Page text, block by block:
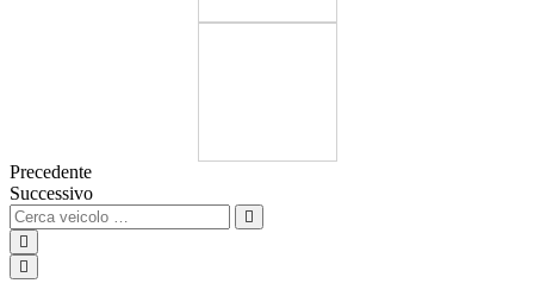
Precedente
Successivo